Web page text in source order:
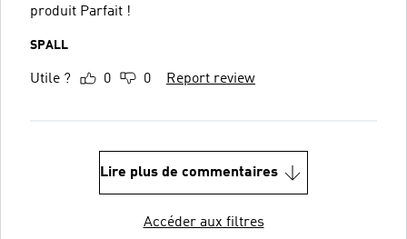
produit Parfait !
SPALL
Utile ? 0 0 Report review
Lire plus de commentaires
Accéder aux filtres